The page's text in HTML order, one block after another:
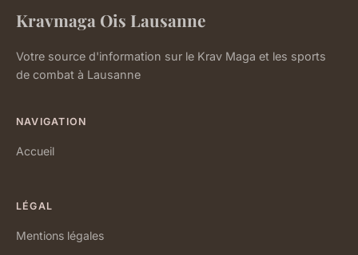
Kravmaga Ois Lausanne
Votre source d'information sur le Krav Maga et les sports
de combat à Lausanne
NAVIGATION
Accueil
LÉGAL
Mentions légales